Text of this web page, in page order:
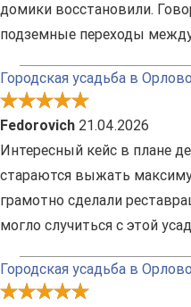
домики восстановили.
подземные переходы
Городская усадьба в
Fedorovich 21.04.2026
Интересный кейс в плане
стараются выжать
грамотно сделали
могло случиться с этой
Городская усадьба в